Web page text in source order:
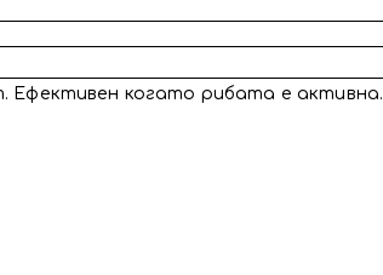
Ефективен когато рибата е активна.